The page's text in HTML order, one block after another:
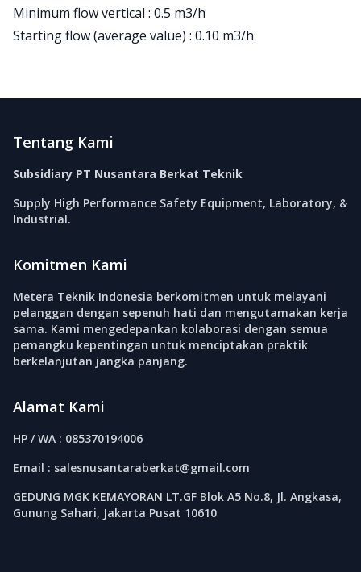
Minimum flow vertical : 0.5 m3/h
Starting flow (average value) : 0.10 m3/h
Tentang Kami
Subsidiary PT Nusantara Berkat Teknik
Supply High Performance Safety Equipment, Laboratory, &
Industrial.
Komitmen Kami
Metera Teknik Indonesia berkomitmen untuk melayani
pelanggan dengan sepenuh hati dan mengutamakan kerja
sama. Kami mengedepankan kolaborasi dengan semua
pemangku kepentingan untuk menciptakan praktik
berkelanjutan jangka panjang.
Alamat Kami
HP / WA : 085370194006
Email : salesnusantaraberkat@gmail.com
GEDUNG MGK KEMAYORAN LT.GF Blok A5 No.8, Jl. Angkasa,
Gunung Sahari, Jakarta Pusat 10610